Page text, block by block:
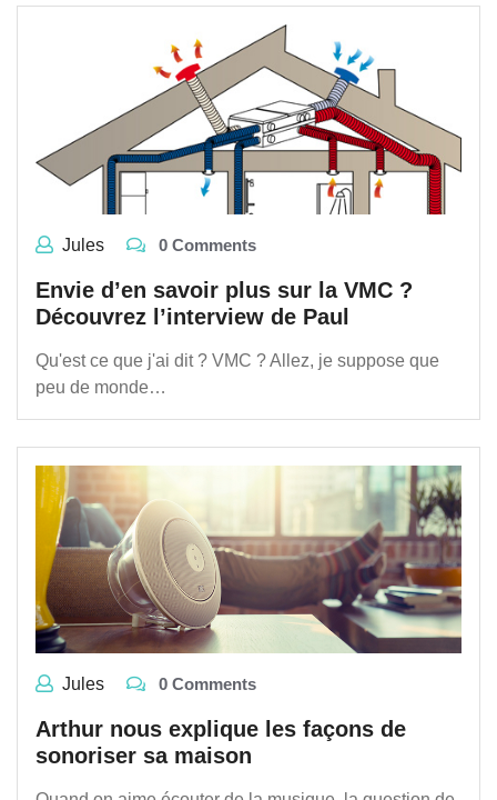
Jules 0 Comments
Envie d’en savoir plus sur la VMC ?
Découvrez l’interview de Paul
Qu'est ce que j'ai dit ? VMC ? Allez, je suppose que
peu de monde…
Jules 0 Comments
Arthur nous explique les façons de
sonoriser sa maison